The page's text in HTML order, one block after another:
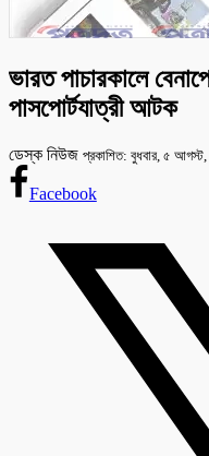
ভারত পাচারকালে
পাসপোর্টযাত্রী আটক
ডেস্ক নিউজ প্রকাশিত: বুধবার, ৫
Facebook